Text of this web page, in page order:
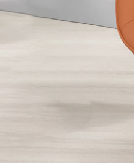
若您選擇三聯式或索取
送達，如遇國定假日將順
若收到不良品，
所有退回及換貨之
品、附件、包裝、
由於透過電腦螢幕
質感稍有不同，如